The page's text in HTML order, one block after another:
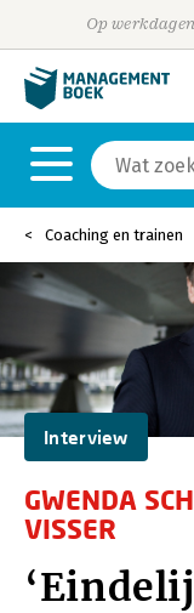
Op
Coaching en trainen
Interview
GWENDA
VISSER